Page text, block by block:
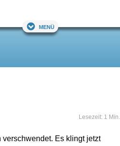
Menü
Lesezeit: 1 Min.
Es klingt jetzt